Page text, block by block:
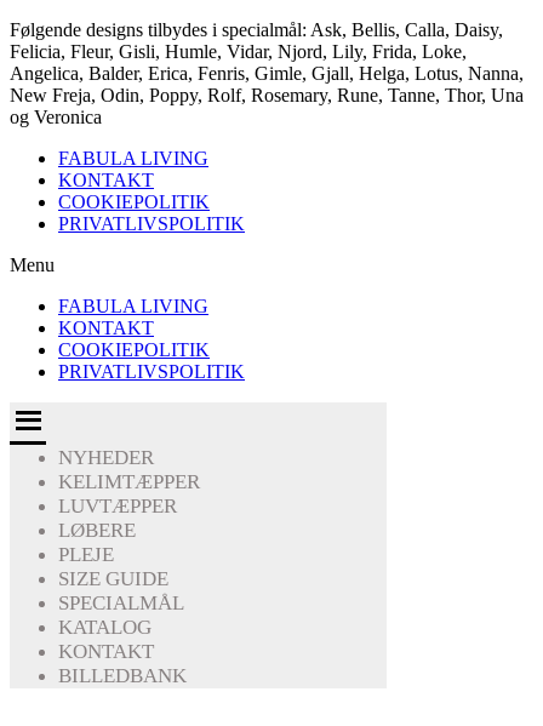
Følgende designs tilbydes i specialmål: Ask, Bellis, Calla, Daisy,
Felicia, Fleur, Gisli, Humle, Vidar, Njord, Lily, Frida, Loke,
Angelica, Balder, Erica, Fenris, Gimle, Gjall, Helga, Lotus, Nanna,
New Freja, Odin, Poppy, Rolf, Rosemary, Rune, Tanne, Thor, Una
og Veronica
FABULA LIVING
KONTAKT
COOKIEPOLITIK
PRIVATLIVSPOLITIK
Menu
FABULA LIVING
KONTAKT
COOKIEPOLITIK
PRIVATLIVSPOLITIK
NYHEDER
KELIMTÆPPER
LUVTÆPPER
LØBERE
PLEJE
SIZE GUIDE
SPECIALMÅL
KATALOG
KONTAKT
BILLEDBANK